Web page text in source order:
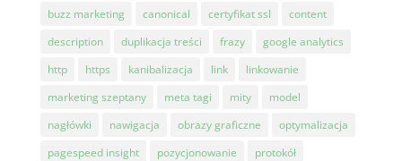
buzz marketing
canonical certyfikat ssl
content
description
duplikacja treści frazy
google analytics
http
https kanibalizacja link
linkowanie
marketing szeptany
meta tagi mity
model
nagłówki
nawigacja obrazy graficzne
optymalizacja
pagespeed insight
pozycjonowanie
protokół